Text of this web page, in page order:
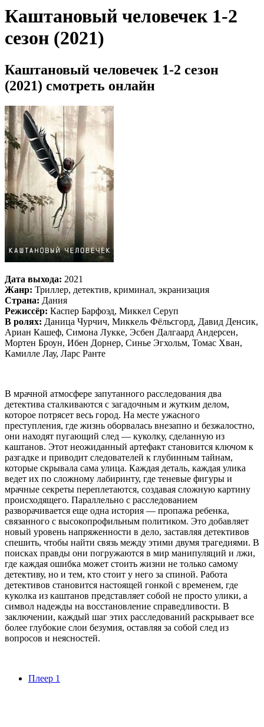
Каштановый человечек 1-2
сезон (2021)
Каштановый человечек 1-2 сезон
(2021) смотреть онлайн
Дата выхода: 2021
Жанр: Триллер, детектив, криминал, экранизация
Страна: Дания
Режиссёр: Каспер Барфоэд, Миккел Серуп
В ролях: Даница Чурчич, Миккель Фёльсгорд, Давид Денсик,
Ариан Кашеф, Симона Лукке, Эсбен Далгаард Андерсен,
Мортен Броун, Ибен Дорнер, Синье Эгхольм, Томас Хван,
Камилле Лау, Ларс Ранте
В мрачной атмосфере запутанного расследования два
детектива сталкиваются с загадочным и жутким делом,
которое потрясет весь город. На месте ужасного
преступления, где жизнь оборвалась внезапно и безжалостно,
они находят пугающий след — куколку, сделанную из
каштанов. Этот неожиданный артефакт становится ключом к
разгадке и приводит следователей к глубинным тайнам,
которые скрывала сама улица. Каждая деталь, каждая улика
ведет их по сложному лабиринту, где теневые фигуры и
мрачные секреты переплетаются, создавая сложную картину
происходящего. Параллельно с расследованием
разворачивается еще одна история — пропажа ребенка,
связанного с высокопрофильным политиком. Это добавляет
новый уровень напряженности в дело, заставляя детективов
спешить, чтобы найти связь между этими двумя трагедиями. В
поисках правды они погружаются в мир манипуляций и лжи,
где каждая ошибка может стоить жизни не только самому
детективу, но и тем, кто стоит у него за спиной. Работа
детективов становится настоящей гонкой с временем, где
куколка из каштанов представляет собой не просто улики, а
символ надежды на восстановление справедливости. В
заключении, каждый шаг этих расследований раскрывает все
более глубокие слои безумия, оставляя за собой след из
вопросов и неясностей.
Плеер 1